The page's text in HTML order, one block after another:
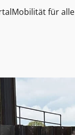
Mobilität für alle